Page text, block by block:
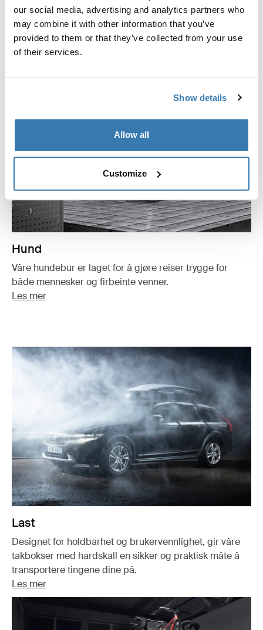
our social media, advertising and analytics partners who
may combine it with other information that you’ve
provided to them or that they’ve collected from your use
of their services.
Show details
Allow all
Customize
Bilstoler
Hos Thule utvikler vi bilstoler som er de stille
beskytterne for barna dine på hver eneste reise.
Hund
Våre hundebur er laget for å gjøre reiser trygge for
både mennesker og firbeinte venner.
Les mer
Last
Designet for holdbarhet og brukervennlighet, gir våre
takbokser med hardskall en sikker og praktisk måte å
transportere tingene dine på.
Les mer